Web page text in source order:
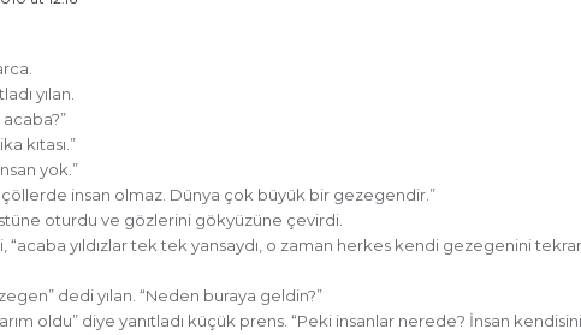
yılan.
kıtası.”
yok.”
“çöllerde insan olmaz. Dünya çok büyük bir gezegendir.”
oturdu ve gözlerini gökyüzüne çevirdi.
“acaba yıldızlar tek tek yansaydı, o zaman herkes kendi gezegenini
dedi yılan. “Neden buraya geldin?”
oldu” diye yanıtladı küçük prens. “Peki insanlar nerede? İnsan